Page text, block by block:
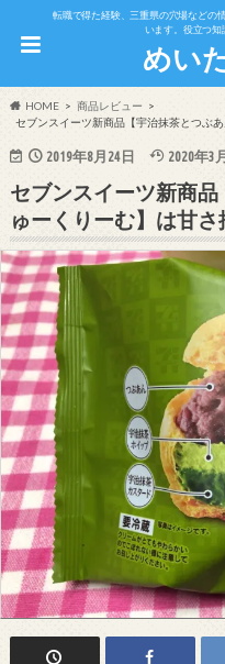
転職で得た経験、三重県の穴場などの
います。役立つ知
めい
HOME
商品レビュー
セブンスイーツ新商品【宇治抹茶とつぶ
2019年8月24日 2020年3
セブンスイーツ新商
ゅーくりーむ】は甘